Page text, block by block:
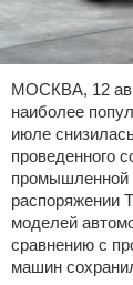
МОСКВА, 12
наиболее
июле
проведенного
промышленной
распоряжении
моделей
сравнению с
машин